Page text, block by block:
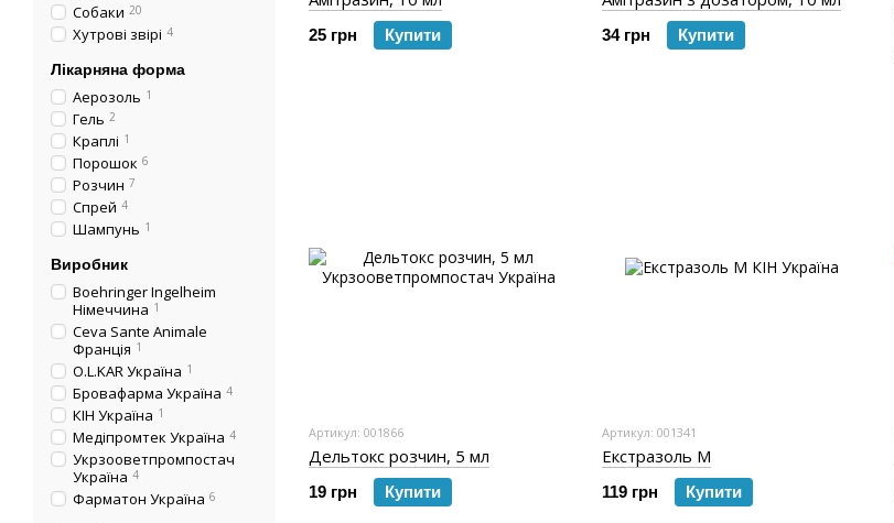
25 грн Купити 34 грн Купити
Артикул: 001866
Дельтокс розчин, 5 мл
19 грн Купити
Артикул: 001341
Екстразоль М
119 грн Купити
Собаки 20
Хутрові звірі 4
Лікарняна форма
Аерозоль 1
Гель 2
Краплі 1
Порошок 6
Розчин 7
Спрей 4
Шампунь 1
Виробник
Boehringer Ingelheim
Німеччина 1
Ceva Sante Animale
Франція 1
O.L.KAR Україна 1
Бровафарма Україна 4
КІН Україна 1
Медіпромтек Україна 4
Укрзооветпромпостач
Україна 4
Фарматон Україна 6